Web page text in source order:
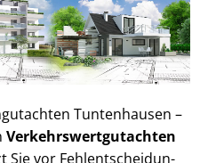
Tuntenhausen –
Ver­kehrs­wert­gut­ach­ten
Sie vor Fehl­ent­schei­dun­